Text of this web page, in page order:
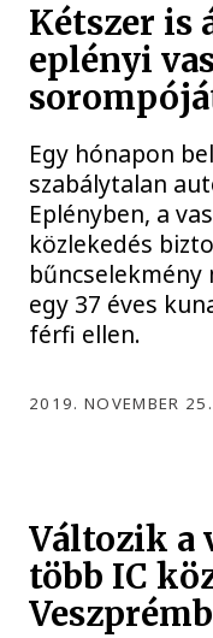
Kétszer is
eplényi
Egy hónapon
szabálytalan
Eplényben, a
közlekedés
egy 37 éves
férfi ellen.
2019. NOVEMBER
Változik a
több IC